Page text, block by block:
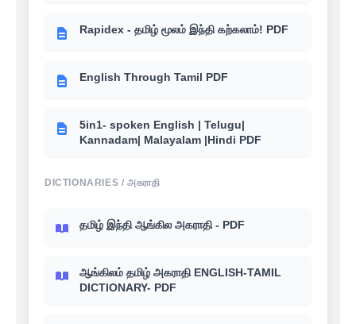
Rapidex - தமிழ் மூலம் இந்தி கற்கலாம்! PDF
English Through Tamil PDF
5in1- spoken English | Telugu|
Kannadam| Malayalam |Hindi PDF
DICTIONARIES / அகராதி
தமிழ் இந்தி ஆங்கில அகராதி - PDF
ஆங்கிலம் தமிழ் அகராதி ENGLISH-TAMIL
DICTIONARY- PDF